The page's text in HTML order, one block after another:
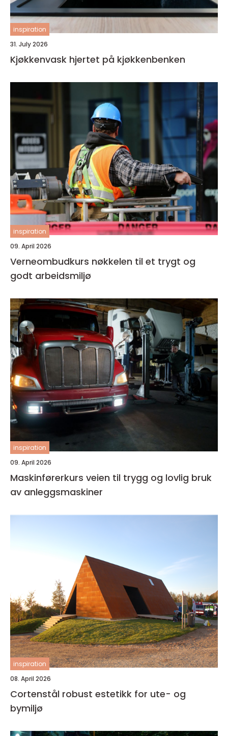
inspiration
31. July 2026
Kjøkkenvask hjertet på kjøkkenbenken
inspiration
09. April 2026
Verneombudkurs nøkkelen til et trygt og
godt arbeidsmiljø
inspiration
09. April 2026
Maskinførerkurs veien til trygg og lovlig bruk
av anleggsmaskiner
inspiration
08. April 2026
Cortenstål robust estetikk for ute- og
bymiljø